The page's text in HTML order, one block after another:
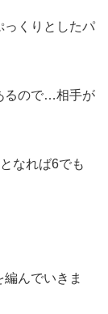
っくりとしたパ
るので…相手が
なれば6でも
んでいきま